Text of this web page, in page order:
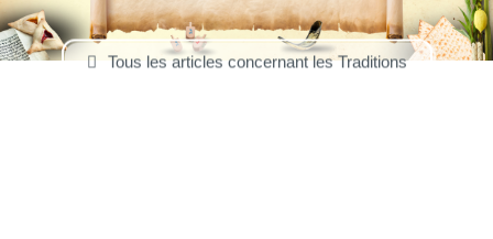
–
Tous les articles concernant les Traditions